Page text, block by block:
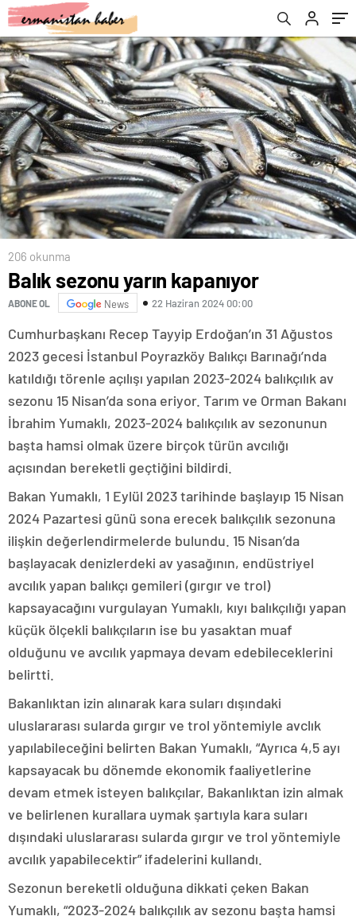
206 okunma
Balık sezonu yarın kapanıyor
ABONE OL News 22 Haziran 2024 00:00
Cumhurbaşkanı Recep Tayyip Erdoğan’ın 31 Ağustos
2023 gecesi İstanbul Poyrazköy Balıkçı Barınağı’nda
katıldığı törenle açılışı yapılan 2023-2024 balıkçılık av
sezonu 15 Nisan’da sona eriyor. Tarım ve Orman Bakanı
İbrahim Yumaklı, 2023-2024 balıkçılık av sezonunun
başta hamsi olmak üzere birçok türün avcılığı
açısından bereketli geçtiğini bildirdi.
Bakan Yumaklı, 1 Eylül 2023 tarihinde başlayıp 15 Nisan
2024 Pazartesi günü sona erecek balıkçılık sezonuna
ilişkin değerlendirmelerde bulundu. 15 Nisan’da
başlayacak denizlerdeki av yasağının, endüstriyel
avcılık yapan balıkçı gemileri (gırgır ve trol)
kapsayacağını vurgulayan Yumaklı, kıyı balıkçılığı yapan
küçük ölçekli balıkçıların ise bu yasaktan muaf
olduğunu ve avcılık yapmaya devam edebileceklerini
belirtti.
Bakanlıktan izin alınarak kara suları dışındaki
uluslararası sularda gırgır ve trol yöntemiyle avclık
yapılabileceğini belirten Bakan Yumaklı, “Ayrıca 4,5 ayı
kapsayacak bu dönemde ekonomik faaliyetlerine
devam etmek isteyen balıkçılar, Bakanlıktan izin almak
ve belirlenen kurallara uymak şartıyla kara suları
dışındaki uluslararası sularda gırgır ve trol yöntemiyle
avcılık yapabilecektir” ifadelerini kullandı.
Sezonun bereketli olduğuna dikkati çeken Bakan
Yumaklı, “2023-2024 balıkçılık av sezonu başta hamsi